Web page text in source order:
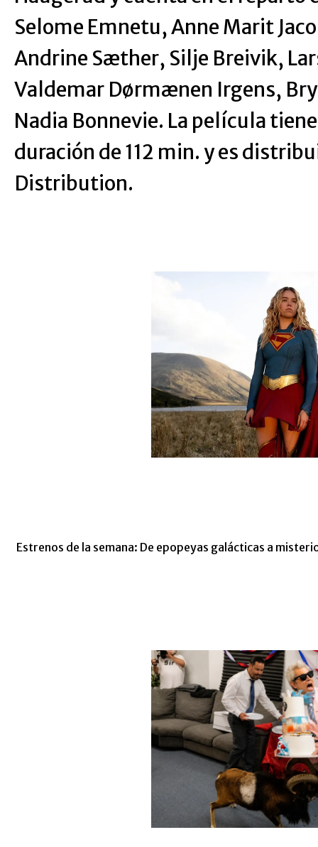
Selome Emnetu, Anne Marit
Andrine Sæther, Silje Breivik,
Valdemar Dørmænen Irgens,
Nadia Bonnevie. La película
duración de 112 min. y es
Distribution.
Estrenos de la semana: De epopeyas galácticas a